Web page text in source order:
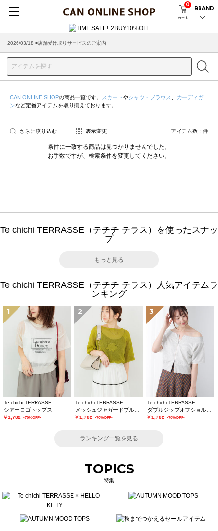
カート
0
BRAND
2026/03/18 ■店舗受け取りサービスのご案内
CAN ONLINE SHOPの商品一覧です。 スカート やシャツ・ブラウス
カーディガ
ンなど定番アイテムを取り揃えております。
さらに絞り込む 表示変更 アイテム数： 件
条件に一致する商品は見つかりませんでした。
お手数ですが、検索条件を変更してください。
Te chichi TERRASSE（テチチ テラス）を使ったスナッ
プ
もっと見る
Te chichi TERRASSE（テチチ テラス）人気アイテムラ
ンキング
1
Te chichi TERRASSE
シアーロゴトップス
￥1,782 -70%OFF-
2
Te chichi TERRASSE
￥1,782 -70%OFF-
3
Te chichi TERRASSE
ダブルジップオフショルカットトップス
￥1,782 -70%OFF-
ランキング一覧を見る
TOPICS
特集